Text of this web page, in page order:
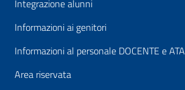
Integrazione alunni
Informazioni ai genitori
Informazioni al personale DOCENTE e ATA
Area riservata